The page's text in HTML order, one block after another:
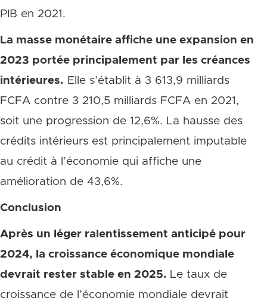
PIB en 2021.
La masse monétaire affiche une expansion en
2023 portée principalement par les créances
intérieures. Elle s’établit à 3 613,9 milliards
FCFA contre 3 210,5 milliards FCFA en 2021,
soit une progression de 12,6%. La hausse des
crédits intérieurs est principalement imputable
au crédit à l’économie qui affiche une
amélioration de 43,6%.
Conclusion
Après un léger ralentissement anticipé pour
2024, la croissance économique mondiale
devrait rester stable en 2025. Le taux de
croissance de l’économie mondiale devrait